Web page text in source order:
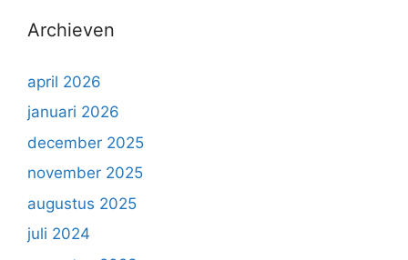
Archieven
april 2026
januari 2026
december 2025
november 2025
augustus 2025
juli 2024